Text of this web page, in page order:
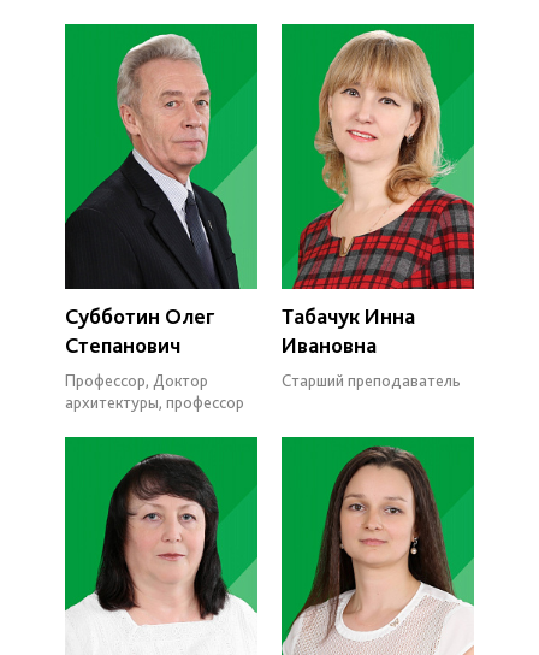
Субботин Олег
Степанович
Профессор, Доктор
архитектуры, профессор
Табачук Инна
Ивановна
Старший преподаватель